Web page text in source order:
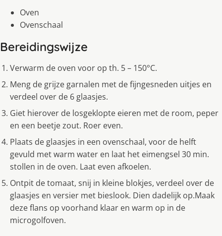
Oven
Ovenschaal
Bereidingswijze
Verwarm de oven voor op th. 5 – 150°C.
Meng de grijze garnalen met de fijngesneden uitjes en
verdeel over de 6 glaasjes.
Giet hierover de losgeklopte eieren met de room, peper
en een beetje zout. Roer even.
Plaats de glaasjes in een ovenschaal, voor de helft
gevuld met warm water en laat het eimengsel 30 min.
stollen in de oven. Laat even afkoelen.
Ontpit de tomaat, snij in kleine blokjes, verdeel over de
glaasjes en versier met bieslook. Dien dadelijk op.Maak
deze flans op voorhand klaar en warm op in de
microgolfoven.